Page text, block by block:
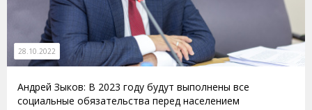
28.10.2022
Андрей Зыков: В 2023 году будут выполнены все
социальные обязательства перед населением